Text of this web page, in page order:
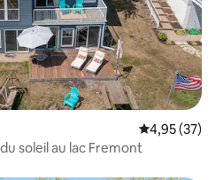
Note
4,95 (37)
soleil au lac Fremont